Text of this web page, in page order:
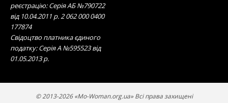
реєстрацію: Серія АБ №790722
від 10.04.2011 р. 2 062 000 0400
177874
Свідоцтво платника єдиного
податку: Серія А №595523 від
01.05.2013 р.
© 2013-2026 «Mo-Woman.org.ua» Всі права захищені